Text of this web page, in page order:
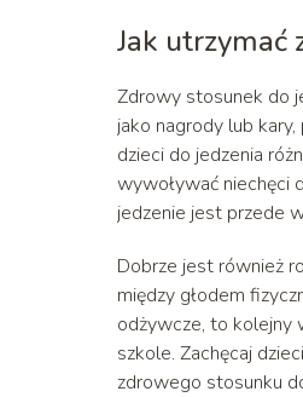
Jak utrzymać
Zdrowy stosunek do
jako nagrody lub
dzieci do jedzenia
wywoływać niechęci
jedzenie jest przede
Dobrze jest również
między głodem
odżywcze, to kolejny
szkole. Zachęcaj
zdrowego stosunku